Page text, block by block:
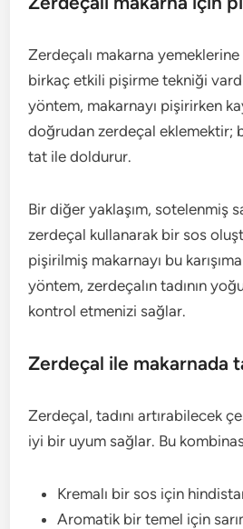
Zerdeçalı makarna
birkaç etkili pişirme tekniği
yöntem, makarnayı pişirirken
doğrudan zerdeçal eklemektir;
tat ile doldurur.
Bir diğer yaklaşım, sotelenmiş
zerdeçal kullanarak bir sos
pişirilmiş makarnayı bu
yöntem, zerdeçalın tadının
kontrol etmenizi sağlar.
Zerdeçal ile makarnada
Zerdeçal, tadını artırabilecek
iyi bir uyum sağlar. Bu
Kremalı bir sos için
Aromatik bir temel için